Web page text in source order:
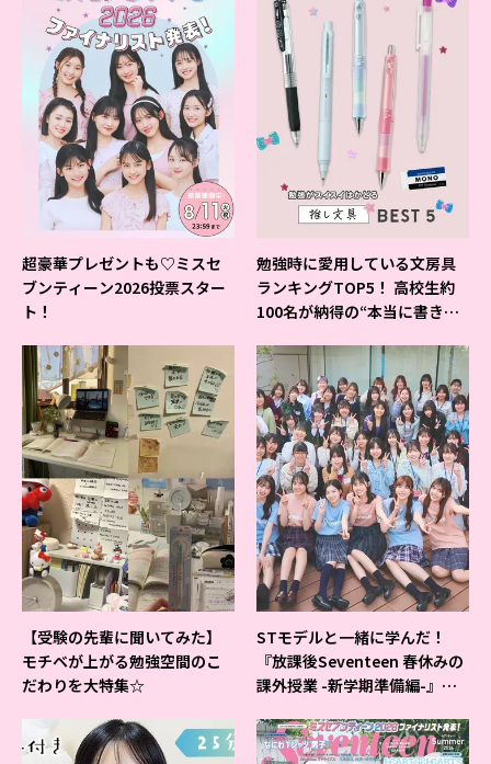
超豪華プレゼントも♡ミスセ
ブンティーン2026投票スター
ト！
勉強時に愛用している文房具
ランキングTOP5！ 高校生約
100名が納得の“本当に書きや
【受験の先輩に聞いてみた】
モチベが上がる勉強空間のこ
だわりを大特集☆
STモデルと一緒に学んだ！
『放課後Seventeen 春休みの
課外授業 -新学期準備編-』イ